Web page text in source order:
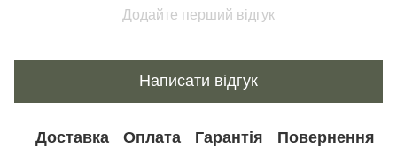
Додайте перший відгук
Написати відгук
Доставка Оплата Гарантія Повернення